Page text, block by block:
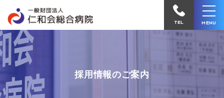
護
師
（眼
科
外
来・
非
常
病
院
TEL MENU
採用情報のご案内